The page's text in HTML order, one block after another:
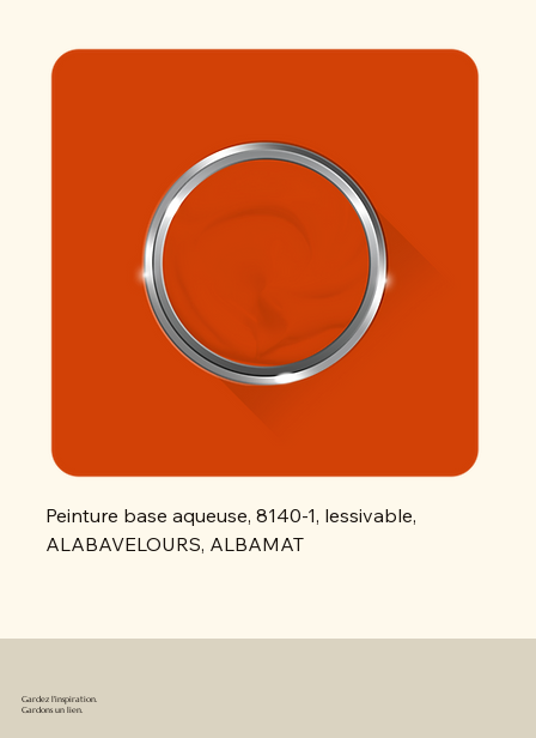
Peinture base aqueuse, 8140-1, lessivable,
ALABAVELOURS, ALBAMAT
Gardez l'inspiration.
Gardons un lien.